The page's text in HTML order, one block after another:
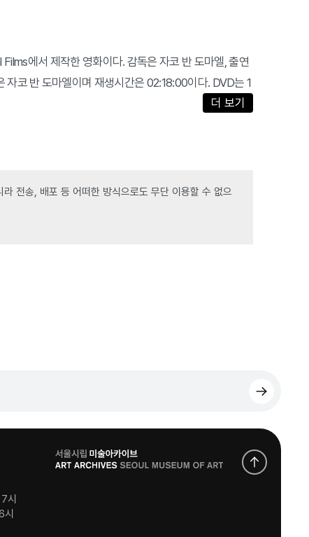
에서 제작한 영화이다. 감독은 자코 반 도마엘, 출연
자코 반 도마엘이며 재생시간은 02:18:00이다. DVD는 1
더 보기
전송, 배포 등 어떠한 방식으로도 무단 이용할 수 없으
시
로
고